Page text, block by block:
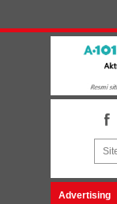
Advertising